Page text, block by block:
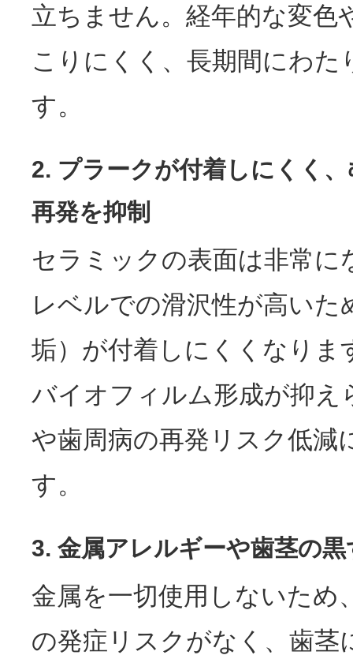
立ちません。経年的な変色
こりにくく、長期間にわた
す。
2. プラークが付着しにくく
再発を抑制
セラミックの表面は非常に
レベルでの滑沢性が高いた
垢）が付着しにくくなりま
バイオフィルム形成が抑え
や歯周病の再発リスク低減
す。
3. 金属アレルギーや歯茎の
金属を一切使用しないため
の発症リスクがなく、歯茎